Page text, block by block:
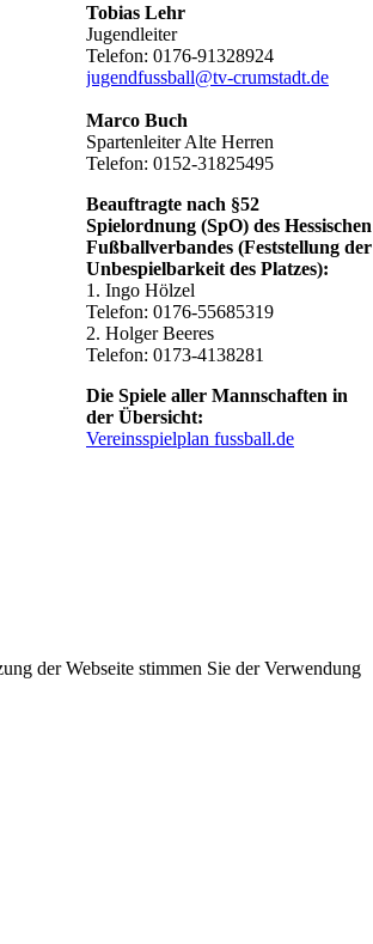
Tobias Lehr
Jugendleiter
Telefon: 0176-91328924
jugendfussball@tv-crumstadt.de
Marco Buch
Spartenleiter Alte Herren
Telefon: 0152-31825495
Beauftragte nach §52
Spielordnung (SpO) des Hessischen
Fußballverbandes (Feststellung der
Unbespielbarkeit des Platzes):
1. Ingo Hölzel
Telefon: 0176-55685319
2. Holger Beeres
Telefon: 0173-4138281
Die Spiele aller Mannschaften in
der Übersicht:
Vereinsspielplan fussball.de
der Webseite stimmen Sie der Verwendung